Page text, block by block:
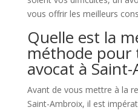
vous offrir les meilleurs
Quelle est la
méthode pour
avocat à
Avant de vous mettre à la
Saint-Ambroix, il est